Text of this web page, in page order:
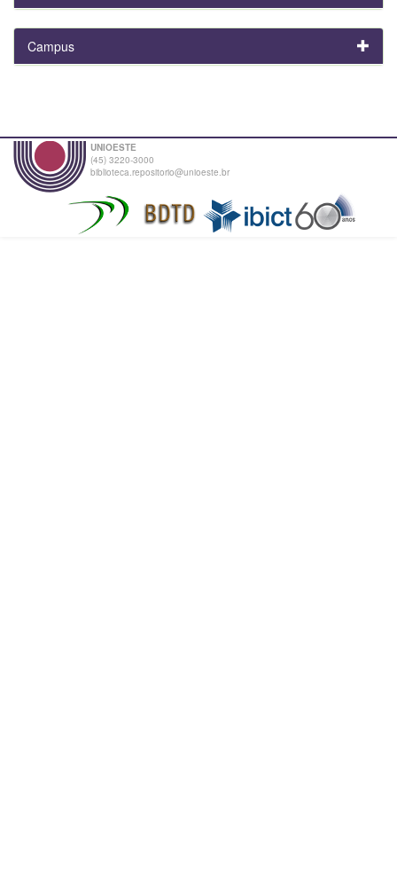
Campus
UNIOESTE
(45) 3220-3000
biblioteca.repositorio@unioeste.br